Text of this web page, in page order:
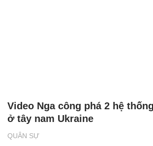
QUÂN SỰ
Video Nga công phá 2 hệ
ở tây nam Ukraine